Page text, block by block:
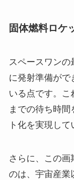
固体燃料ロケ
スペースワンの
に発射準備がで
いる点です。こ
までの待ち時
ト化を実現して
さらに、この画
のは、宇宙産業